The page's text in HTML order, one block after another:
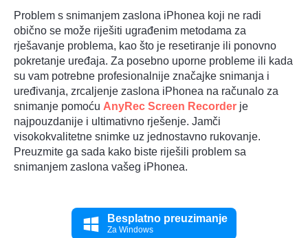
Problem s snimanjem zaslona iPhonea koji ne radi
obično se može riješiti ugrađenim metodama za
rješavanje problema, kao što je resetiranje ili ponovno
pokretanje uređaja. Za posebno uporne probleme ili kada
su vam potrebne profesionalnije značajke snimanja i
uređivanja, zrcaljenje zaslona iPhonea na računalo za
snimanje pomoću AnyRec Screen Recorder je
najpouzdanije i ultimativno rješenje. Jamči
visokokvalitetne snimke uz jednostavno rukovanje.
Preuzmite ga sada kako biste riješili problem sa
snimanjem zaslona vašeg iPhonea.
Besplatno preuzimanje
Za Windows